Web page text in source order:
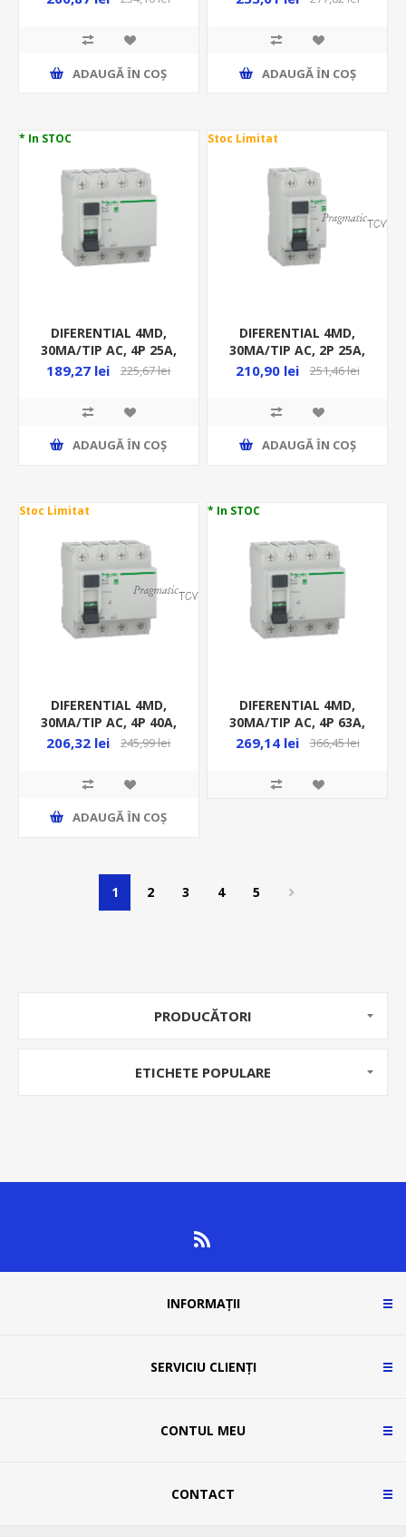
ADAUGĂ ȊN COŞ ADAUGĂ ȊN COŞ
* In STOC
DIFERENTIAL 4MD,
30MA/TIP AC, 4P 25A,
6KA, RCCB, EZ
189,27 lei 225,67 lei
ADAUGĂ ȊN COŞ
Stoc Limitat
DIFERENTIAL 4MD,
30MA/TIP AC, 2P 25A,
6KA, RCCB, EZ
210,90 lei 251,46 lei
ADAUGĂ ȊN COŞ
Stoc Limitat
DIFERENTIAL 4MD,
30MA/TIP AC, 4P 40A,
6KA, RCCB, EZ
206,32 lei 245,99 lei
ADAUGĂ ȊN COŞ
* In STOC
DIFERENTIAL 4MD,
30MA/TIP AC, 4P 63A,
6KA, RCCB, EZ
269,14 lei 366,45 lei
1 2 3 4 5
PRODUCĂTORI
ETICHETE POPULARE
INFORMAȚII
SERVICIU CLIENȚI
CONTUL MEU
CONTACT